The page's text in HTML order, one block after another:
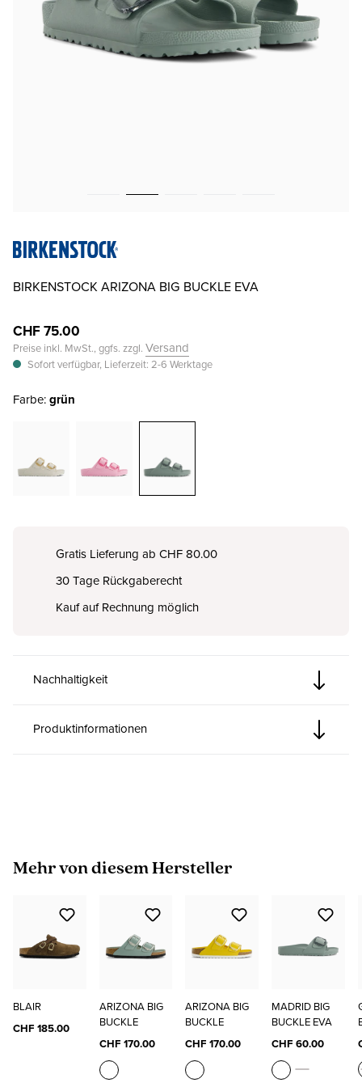
BIRKENSTOCK ARIZONA BIG BUCKLE EVA
CHF 75.00
Preise inkl. MwSt., ggfs. zzgl. Versand
Sofort verfügbar, Lieferzeit: 2-6 Werktage
Farbe:grün
Gratis Lieferung ab CHF 80.00
30 Tage Rückgaberecht
Kauf auf Rechnung möglich
Nachhaltigkeit
Produktinformationen
Produktgalerie überspringen
Mehr von diesem Hersteller
BLAIR
CHF 185.00
ARIZONA BIG
BUCKLE
CHF 170.00
ARIZONA BIG
BUCKLE
CHF 170.00
MADRID BIG
BUCKLE EVA
CHF 60.00